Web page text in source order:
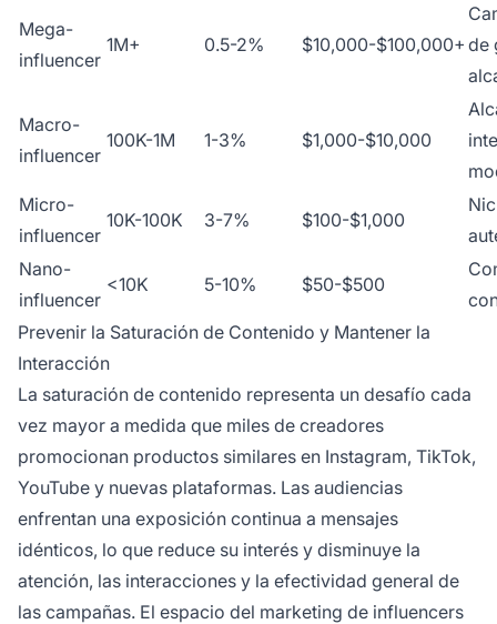
Mega-
influencer
1M+ 0.5-2% $10,000-$100,000+ de
Macro-
influencer
100K-1M 1-3% $1,000-$10,000
Micro-
influencer
10K-100K 3-7% $100-$1,000
Nano-
influencer
<10K 5-10% $50-$500
Prevenir la Saturación de Contenido y Mantener la
Interacción
La saturación de contenido representa un desafío cada
vez mayor a medida que miles de creadores
promocionan productos similares en Instagram, TikTok,
YouTube y nuevas plataformas. Las audiencias
enfrentan una exposición continua a mensajes
idénticos, lo que reduce su interés y disminuye la
atención, las interacciones y la efectividad general de
las campañas. El espacio del marketing de influencers